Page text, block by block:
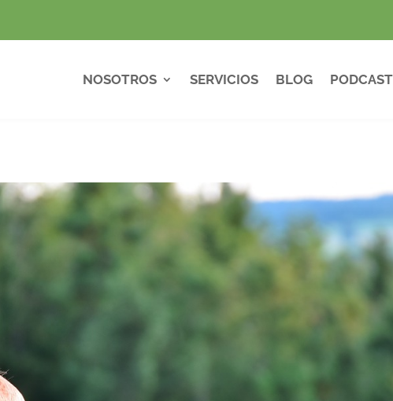
NOSOTROS SERVICIOS BLOG PODCAST